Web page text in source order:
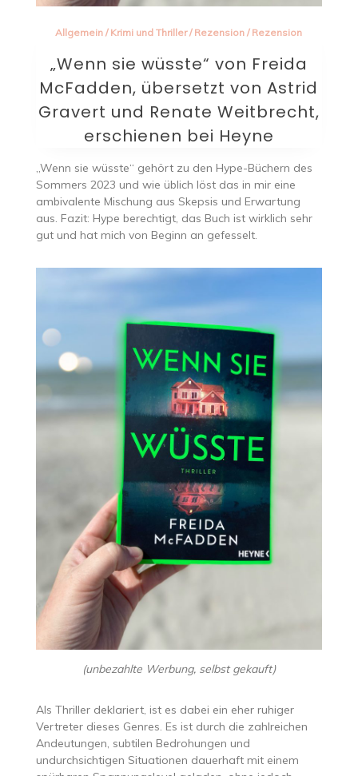
Allgemein / Krimi und Thriller/ Rezension / Rezension
„Wenn sie wüsste“ von Freida
McFadden, übersetzt von Astrid
Gravert und Renate Weitbrecht,
erschienen bei Heyne
„Wenn sie wüsste“ gehört zu den Hype-Büchern des
Sommers 2023 und wie üblich löst das in mir eine
ambivalente Mischung aus Skepsis und Erwartung
aus. Fazit: Hype berechtigt, das Buch ist wirklich sehr
gut und hat mich von Beginn an gefesselt.
(unbezahlte Werbung, selbst gekauft)
Als Thriller deklariert, ist es dabei ein eher ruhiger
Vertreter dieses Genres. Es ist durch die zahlreichen
Andeutungen, subtilen Bedrohungen und
undurchsichtigen Situationen dauerhaft mit einem